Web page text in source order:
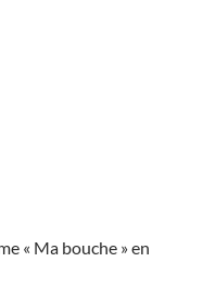
« Ma bouche » en